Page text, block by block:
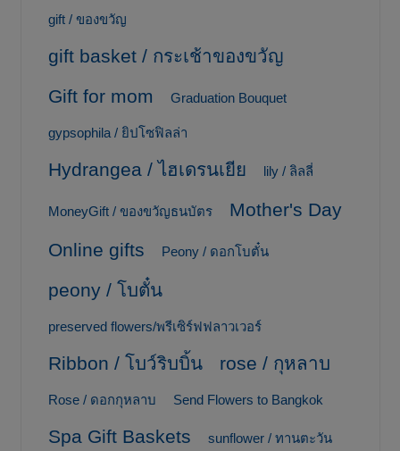
gift / ของขวัญ
gift basket / กระเช้าของขวัญ
Gift for mom
Graduation Bouquet
gypsophila / ยิปโซฟิลล่า
Hydrangea / ไฮเดรนเยีย lily / ลิลลี่
MoneyGift / ของขวัญธนบัตร
Mother's Day
Online gifts
Peony / ดอกโบตั๋น
peony / โบตั๋น
preserved flowers/พรีเซิร์ฟฟลาวเวอร์
Ribbon / โบว์ริบบิ้น rose / กุหลาบ
Rose / ดอกกุหลาบ Send Flowers to Bangkok
Spa Gift Baskets sunflower / ทานตะวัน